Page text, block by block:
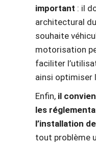
important : il
architectural
souhaite
motorisation
faciliter
ainsi optimiser
Enfin, il
les
l’installation
tout problème